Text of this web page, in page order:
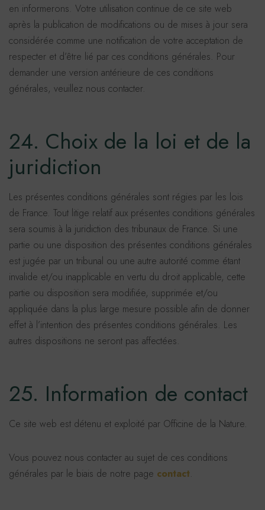
en informerons. Votre utilisation continue de ce site web
après la publication de modifications ou de mises à jour sera
considérée comme une notification de votre acceptation de
respecter et d’être lié par ces conditions générales. Pour
demander une version antérieure de ces conditions
générales, veuillez nous contacter.
24. Choix de la loi et de la
juridiction
Les présentes conditions générales sont régies par les lois
de France. Tout litige relatif aux présentes conditions générales
sera soumis à la juridiction des tribunaux de France. Si une
partie ou une disposition des présentes conditions générales
est jugée par un tribunal ou une autre autorité comme étant
invalide et/ou inapplicable en vertu du droit applicable, cette
partie ou disposition sera modifiée, supprimée et/ou
appliquée dans la plus large mesure possible afin de donner
effet à l’intention des présentes conditions générales. Les
autres dispositions ne seront pas affectées.
25. Information de contact
Ce site web est détenu et exploité par Officine de la Nature.
Vous pouvez nous contacter au sujet de ces conditions
générales par le biais de notre page contact.